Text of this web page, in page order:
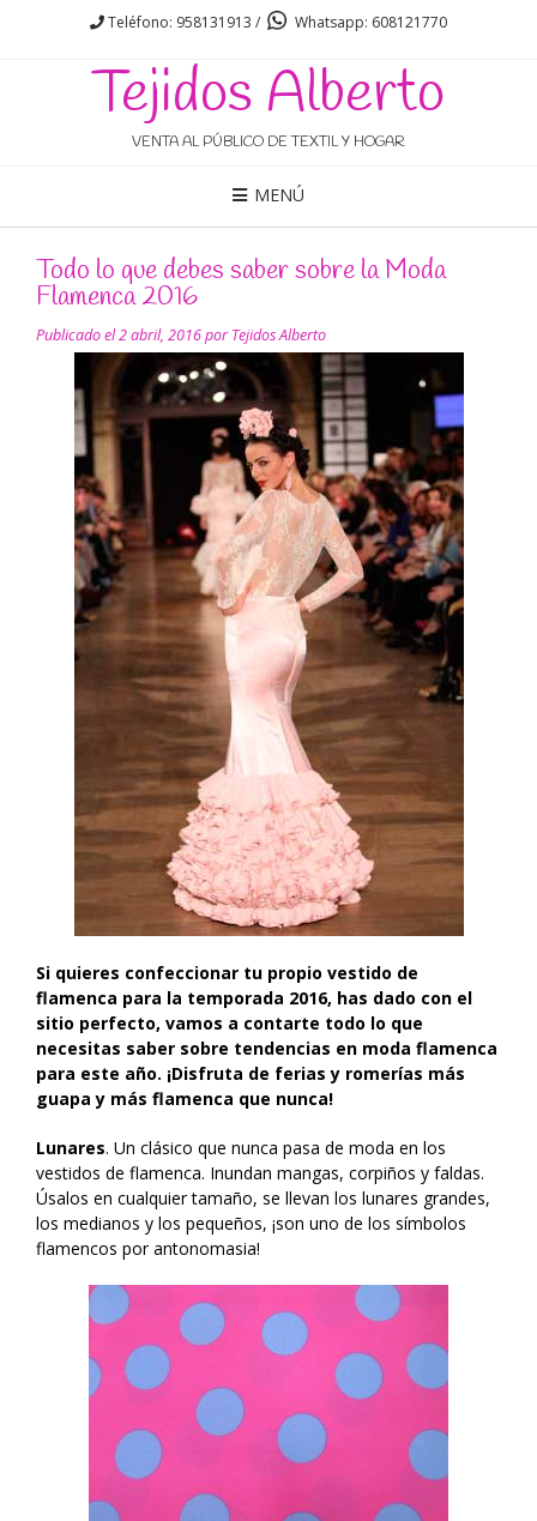
Teléfono: 958131913 / Whatsapp: 608121770
Tejidos Alberto
VENTA AL PÚBLICO DE TEXTIL Y HOGAR
MENÚ
Todo lo que debes saber sobre la Moda
Flamenca 2016
Publicado el2 abril, 2016porTejidos Alberto
Si quieres confeccionar tu propio vestido de
flamenca para la temporada 2016, has dado con el
sitio perfecto, vamos a contarte todo lo que
necesitas saber sobre tendencias en moda flamenca
para este año. ¡Disfruta de ferias y romerías más
guapa y más flamenca que nunca!
Lunares. Un clásico que nunca pasa de moda en los
vestidos de flamenca. Inundan mangas, corpiños y faldas.
Úsalos en cualquier tamaño, se llevan los lunares grandes,
los medianos y los pequeños, ¡son uno de los símbolos
flamencos por antonomasia!